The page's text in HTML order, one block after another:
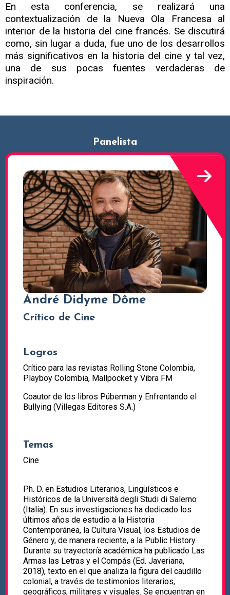
En esta conferencia, se realizará una
contextualización de la Nueva Ola Francesa al
interior de la historia del cine francés. Se discutirá
como, sin lugar a duda, fue uno de los desarrollos
más significativos en la historia del cine y tal vez,
una de sus pocas fuentes verdaderas de
inspiración.
Panelista
André Didyme Dôme
Crítico de Cine
Logros
Crítico para las revistas Rolling Stone Colombia,
Playboy Colombia, Mallpocket y Vibra FM
Coautor de los libros Púberman y Enfrentando el
Bullying (Villegas Editores S.A.)
Temas
Cine
Ph. D. en Estudios Literarios, Lingüísticos e
Históricos de la Università degli Studi di Salerno
(Italia). En sus investigaciones ha dedicado los
últimos años de estudio a la Historia
Contemporánea, la Cultura Visual, los Estudios de
Género y, de manera reciente, a la Public History.
Durante su trayectoría académica ha publicado Las
Armas las Letras y el Compás (Ed. Javeriana,
2018), texto en el que analiza la figura del caudillo
colonial, a través de testimonios literarios,
geográficos, militares y visuales. Se encuentran en